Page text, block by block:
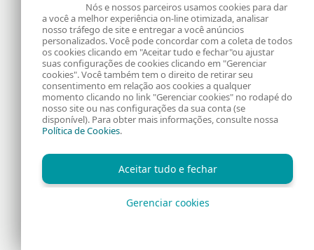
Sobre o WeLiveSecurity RSS Feed
Fale Conosco Endereço
Informação Legal Política de Cookies
Política de Privacidade
Nós e nossos parceiros usamos cookies para dar
a você a melhor experiência on-line otimizada, analisar
nosso tráfego de site e entregar a você anúncios
personalizados. Você pode concordar com a coleta de todos
os cookies clicando em "Aceitar tudo e fechar"ou ajustar
suas configurações de cookies clicando em "Gerenciar
cookies". Você também tem o direito de retirar seu
consentimento em relação aos cookies a qualquer
momento clicando no link "Gerenciar cookies" no rodapé do
nosso site ou nas configurações da sua conta (se
disponível). Para obter mais informações, consulte nossa
Política de Cookies.
Aceitar tudo e fechar
Gerenciar cookies